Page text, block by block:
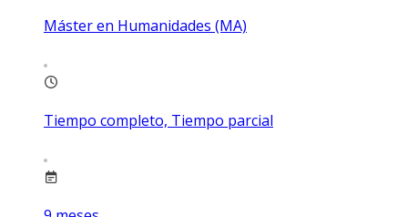
Máster en Humanidades (MA)
Tiempo completo, Tiempo parcial